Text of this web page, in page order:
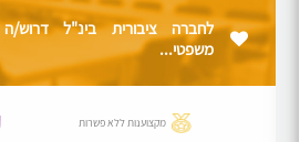
לחברה ציבורית בינ"ל דרוש/ה
משפטי...
מקצוענות ללא פשרות